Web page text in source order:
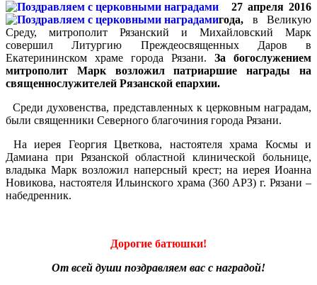
27 апреля 2016
года, в Великую
Среду, митрополит Рязанский и Михайловский Марк
совершил Литургию Преждеосвященных Даров в
Екатерининском храме города Рязани. За богослужением
митрополит Марк возложил патриаршие награды на
священнослужителей Рязанской епархии.
Среди духовенства, представленных к церковным наградам,
были священники Северного благочиния города Рязани.
На иерея Георгия Цветкова, настоятеля храма Космы и
Дамиана при Рязанской областной клинической больнице,
владыка Марк возложил наперсный крест; на иерея Иоанна
Новикова, настоятеля Ильинского храма (360 АРЗ) г. Рязани –
набедренник.
Дорогие батюшки!
От всей души поздравляем вас с наградой!